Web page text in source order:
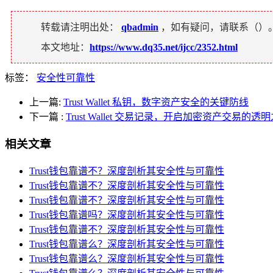
转载请注明出处： qbadmin ，如有疑问，请联系（）。
本文地址： https://www.dq35.net/ijcc/2352.html
标签： 安全性可靠性
上一篇: Trust Wallet 私钥，数字资产安全的关键防线
下一篇 : Trust Wallet 交易记录，开启加密资产交易的透明
相关文章
Trust钱包靠谱不？深度剖析其安全性与可靠性
Trust钱包靠谱不？深度剖析其安全性与可靠性
Trust钱包靠谱不？深度剖析其安全性与可靠性
Trust钱包靠谱吗？深度剖析其安全性与可靠性
Trust钱包靠谱不？深度剖析其安全性与可靠性
Trust钱包靠谱么？深度剖析其安全性与可靠性
Trust钱包靠谱么？深度剖析其安全性与可靠性